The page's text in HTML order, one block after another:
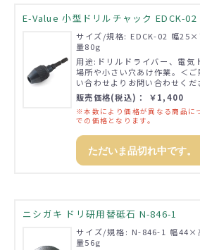
E-Value 小型ドリルチャック EDCK-02
サイズ/規格: EDCK-02 幅
量80g
用途:ドリルドライバー、電気
場所や小さい穴あけ作業。＜
い合わせよりお問い合わせくだ
販売価格(税込)： ￥1,400
※本数により価格が異なる商品に
での価格となります。
ただいま品切れ中です。
ニシガキ ドリ研用替砥石 N-846-1
サイズ/規格: N-846-1 幅
量56g